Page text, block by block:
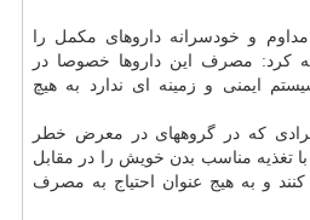
و خودسرانه داروهای مكمل را
كرد: مصرف این داروها خصوصا در
ایمنی و زمینه ای ندارد به هیچ
كه در گروههای در معرض خطر
با تغذیه مناسب بدن خویش را در مقابل
و به هیج عنوان احتیاج به مصرف